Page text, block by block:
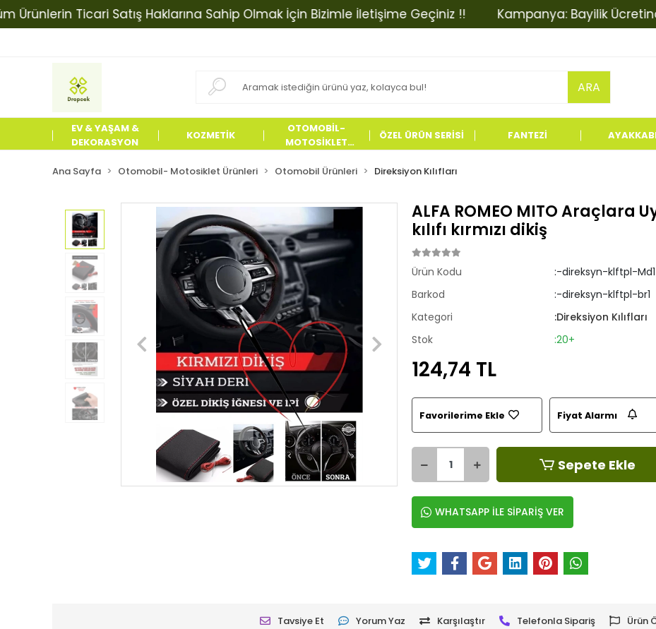
Ticari Satış Haklarına Sahip Olmak İçin Bizimle İletişime Geçiniz !! Kampanya: Bayilik Ücretinde
ARA
EV & YAŞAM &
DEKORASYON
KOZMETİK
OTOMOBİL-
MOTOSİKLET
ÖZEL ÜRÜN SERİSİ FANTEZİ
Ana Sayfa Otomobil- Motosiklet Ürünleri Otomobil Ürünleri Direksiyon Kılıfları
ALFA ROMEO MITO Araçlara
kılıfı kırmızı dikiş
Ürün Kodu
:-direksyn-klftpl-Md1
Barkod
:-direksyn-klftpl-br1
Kategori
:Direksiyon Kılıfları
Stok
:20+
124,74 TL
Favorilerime Ekle Fiyat Alarmı
Sepete Ekle
WHATSAPP İLE SİPARİŞ VER
Tavsiye Et Yorum Yaz Karşılaştır Telefonla Sipariş Ürün